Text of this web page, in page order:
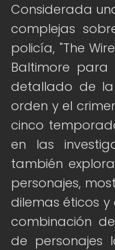
Considerada
complejas
policía, "The
Baltimore
detallado de
orden y el
cinco
en las
también
personajes,
dilemas éticos y
combinación
de personajes